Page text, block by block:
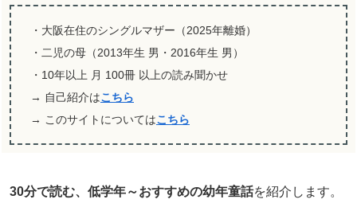
・大阪在住のシングルマザー（2025年離婚）
・二児の母（2013年生 男・2016年生 男）
・10年以上 月 100冊 以上の読み聞かせ
→ 自己紹介はこちら
→ このサイトについてはこちら
30分で読む、低学年～おすすめの幼年童話を紹介します。